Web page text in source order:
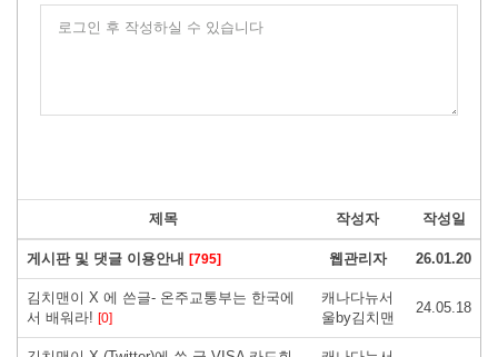
로그인 후 작성하실 수 있습니다
제목 작성자 작성일
게시판 및 댓글 이용안내 [795] 웹관리자 26.01.20
김치맨이 X 에 쓴글- 온주교통부는 한국에
서 배워라! [0]
캐나다뉴서
울by김치맨
24.05.18